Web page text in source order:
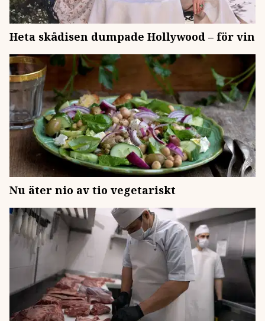
Heta skådisen dumpade Hollywood – för vin
Nu äter nio av tio vegetariskt